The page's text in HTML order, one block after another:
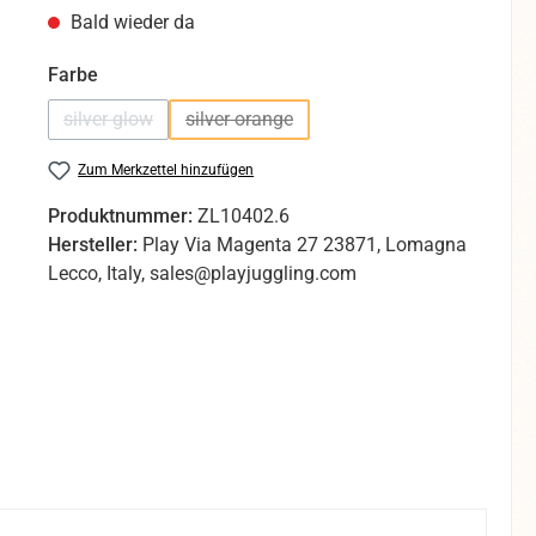
Bald wieder da
Farbeauswählen
silver glow
(Diese Option ist zurzeit nicht verfügbar.)
silver orange
(Diese Option ist zurzeit nicht
Zum Merkzettel hinzufügen
Produktnummer: ZL10402.6
Hersteller: Play Via Magenta 27 23871, Lomagna
Lecco, Italy, sales@playjuggling.com